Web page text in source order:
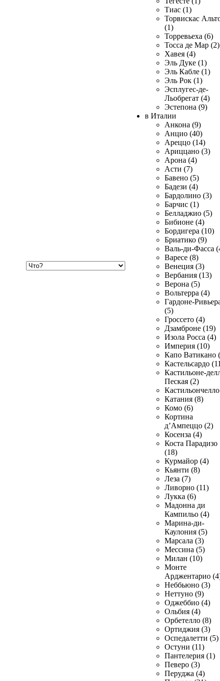
Тиас (1)
Торвискас
(1)
Торревьеха (6)
Тосса де Мар (2)
Хавея (4)
Эль Дуке (1)
Эль Кабле (1)
Эль Рок (1)
Эсплугес-де-
Льобрегат (4)
Эстепона (9)
в Италии
Анкона (9)
Анцио (40)
Ареццо (14)
Ариццано (3)
Арона (4)
Асти (7)
Бавено (5)
Бадези (4)
Бардолино (3)
Барчис (1)
Белладжио (5)
Бибионе (4)
Бордигера (10)
Бриатико (9)
Валь-ди-Фасса
Варесе (8)
Венеция (3)
Вербания (13)
Верона (5)
Вольтерра (4)
Гардоне-
(5)
Гроссето (4)
Дзамброне (19)
Изола Росса (4)
Империя (10)
Капо Ватикано
Кастельсардо
Кастильоне-
Пеская (2)
Катания (8)
Комо (6)
Кортина
д’Ампеццо (2)
Косенза (4)
Коста Парадизо
(18)
Курмайор (4)
Кьянти (8)
Леза (7)
Ливорно (11)
Лукка (6)
Мадонна ди
Кампильо (4)
Марина-ди-
Каулония (5)
Марсала (3)
Мессина (5)
Милан (10)
Монте
Арджентарио
Неббьюно (3)
Неттуно (9)
Оджеббио (4)
Ольбия (4)
Орбетелло (8)
Ортиджия (3)
Оспедалетти (5)
Остуни (11)
Пантелерия (1)
Певеро (3)
Перуджа (4)